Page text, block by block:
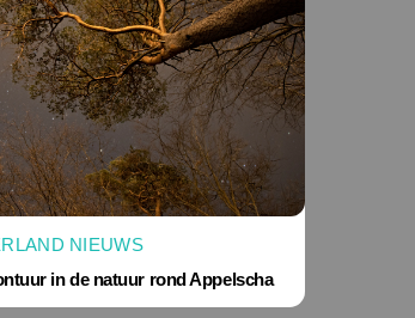
NIEUWS
in de natuur rond Appelscha